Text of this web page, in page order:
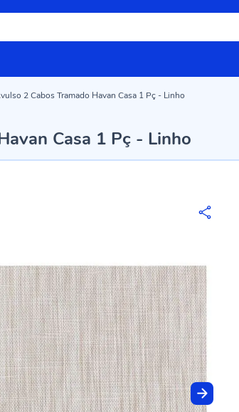
2 Cabos Tramado Havan Casa 1 Pç - Linho
Casa 1 Pç - Linho